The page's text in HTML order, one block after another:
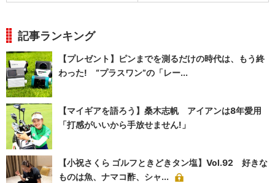
記事ランキング
【プレゼント】ピンまでを測るだけの時代は、もう終
わった! “プラスワン”の「レー...
【マイギアを語ろう】桑木志帆 アイアンは8年愛用
「打感がいいから手放せません!」
【小祝さくら ゴルフときどきタン塩】Vol.92 好きな
ものは魚、ナマコ酢、シャ...